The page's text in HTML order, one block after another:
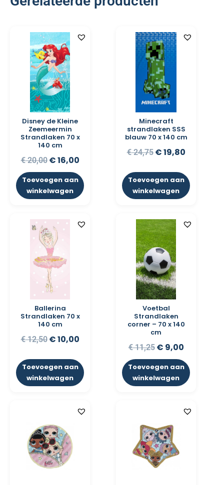
Disney de Kleine
Zeemeermin
Strandlaken 70 x
140 cm
€20,00 €16,00
Toevoegen aan
winkelwagen
Minecraft
strandlaken SSS
blauw 70 x 140 cm
€24,75 €19,80
Toevoegen aan
winkelwagen
Ballerina
Strandlaken 70 x
140 cm
€12,50 €10,00
Toevoegen aan
winkelwagen
Voetbal
Strandlaken
corner – 70 x 140
cm
€11,25 € 9,00
Toevoegen aan
winkelwagen